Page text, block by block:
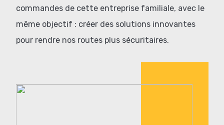
commandes de cette entreprise familiale, avec le
même objectif : créer des solutions innovantes
pour rendre nos routes plus sécuritaires.